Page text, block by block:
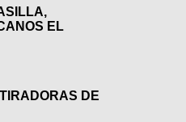
EL
DE